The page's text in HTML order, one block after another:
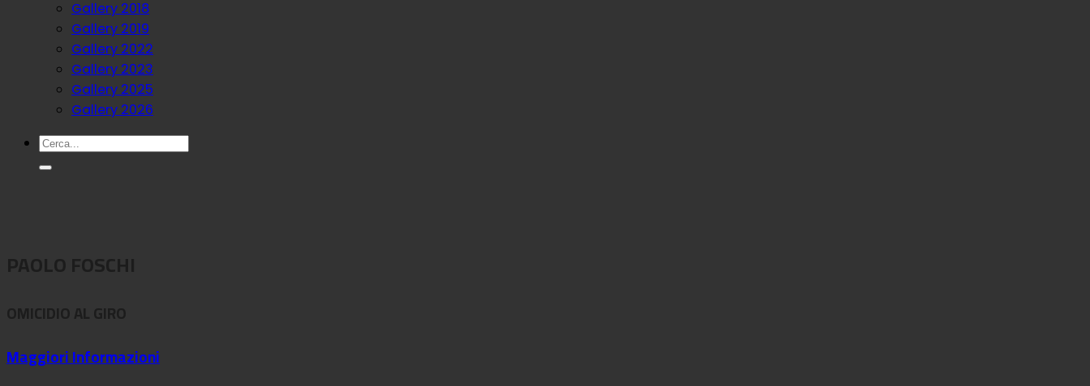
Gallery 2018
Gallery 2019
Gallery 2022
Gallery 2023
Gallery 2025
Gallery 2026
PAOLO FOSCHI
OMICIDIO AL GIRO
Maggiori Informazioni